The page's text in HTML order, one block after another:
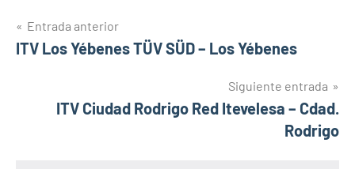
Navegación
de
Entrada anterior
ITV Los Yébenes TÜV SÜD – Los Yébenes
Siguiente entrada
ITV Ciudad Rodrigo Red Itevelesa – Cdad.
Rodrigo